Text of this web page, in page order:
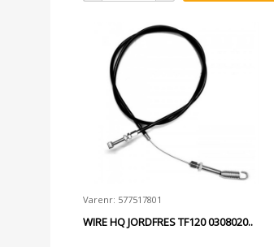
Varenr: 577517801
WIRE HQ JORDFRES TF120 0308020..